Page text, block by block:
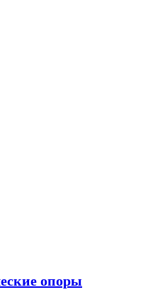
опоры